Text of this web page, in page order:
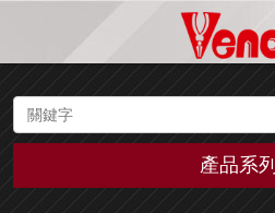
產品系列